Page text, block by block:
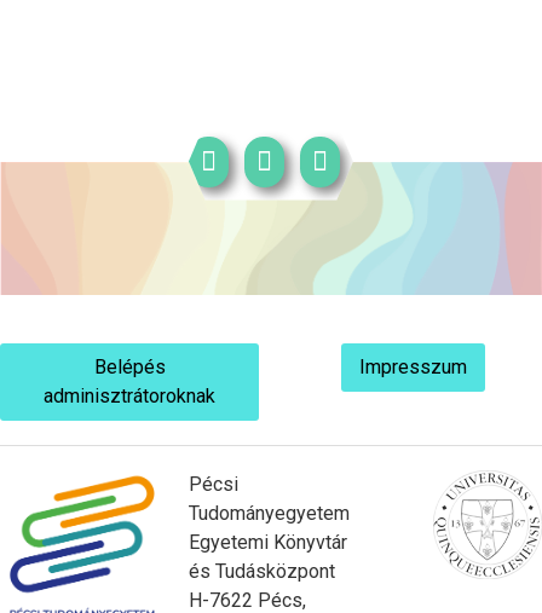
Belépés
adminisztrátoroknak
Impresszum
Pécsi
Tudományegyetem
Egyetemi Könyvtár
és Tudásközpont
H-7622 Pécs,